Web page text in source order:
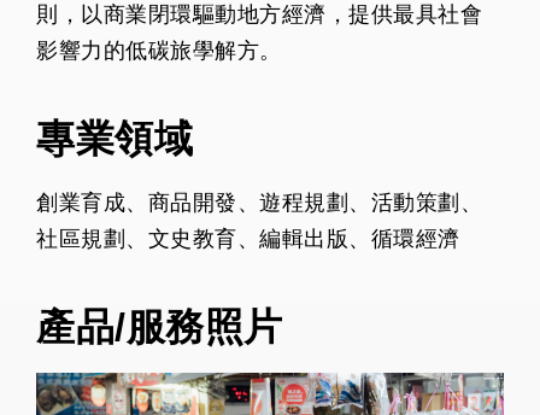
則，以商業閉環驅動地方經濟，提供最具社會
影響力的低碳旅學解方。
專業領域
創業育成、商品開發、遊程規劃、活動策劃、
社區規劃、文史教育、編輯出版、循環經濟
產品/服務照片